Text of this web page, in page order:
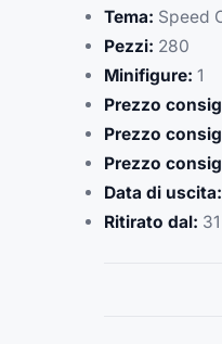
Tema: Speed
Pezzi: 280
Minifigure: 1
Prezzo
Prezzo
Prezzo
Data di uscita:
Ritirato dal: